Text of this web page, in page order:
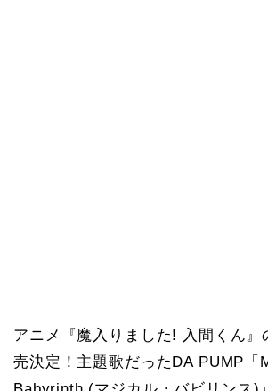
アニメ『魔入りました! 入間くん』
売決定！主題歌だったDA PUMP「